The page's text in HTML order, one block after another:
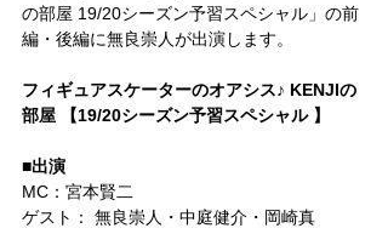
の部屋 19/20シーズン予習スペシャル」の前
編・後編に無良崇人が出演します。
フィギュアスケーターのオアシス♪ KENJIの
部屋 【19/20シーズン予習スペシャル 】
■出演
MC：宮本賢二
ゲスト： 無良崇人・中庭健介・岡崎真